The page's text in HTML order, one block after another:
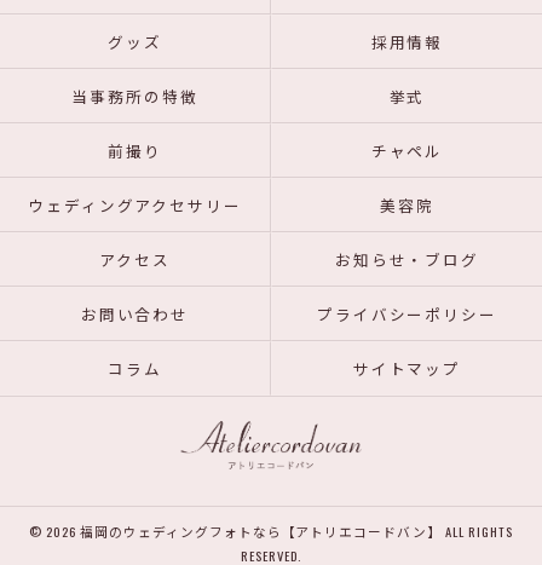
グッズ 採用情報
当事務所の特徴 挙式
前撮り チャペル
ウェディングアクセサリー 美容院
アクセス お知らせ・ブログ
お問い合わせ プライバシーポリシー
コラム サイトマップ
© 2026 福岡のウェディングフォトなら【アトリエコードバン】 ALL RIGHTS
RESERVED.